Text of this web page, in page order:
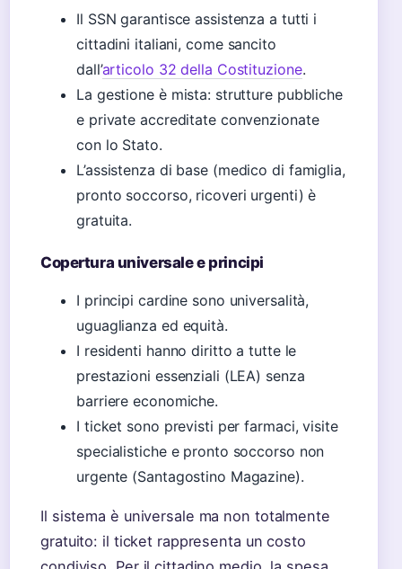
Il SSN garantisce assistenza a tutti i
cittadini italiani, come sancito
dall’articolo 32 della Costituzione.
La gestione è mista: strutture pubbliche
e private accreditate convenzionate
con lo Stato.
L’assistenza di base (medico di famiglia,
pronto soccorso, ricoveri urgenti) è
gratuita.
Copertura universale e principi
I principi cardine sono universalità,
uguaglianza ed equità.
I residenti hanno diritto a tutte le
prestazioni essenziali (LEA) senza
barriere economiche.
I ticket sono previsti per farmaci, visite
specialistiche e pronto soccorso non
urgente (Santagostino Magazine).
Il sistema è universale ma non totalmente
gratuito: il ticket rappresenta un costo